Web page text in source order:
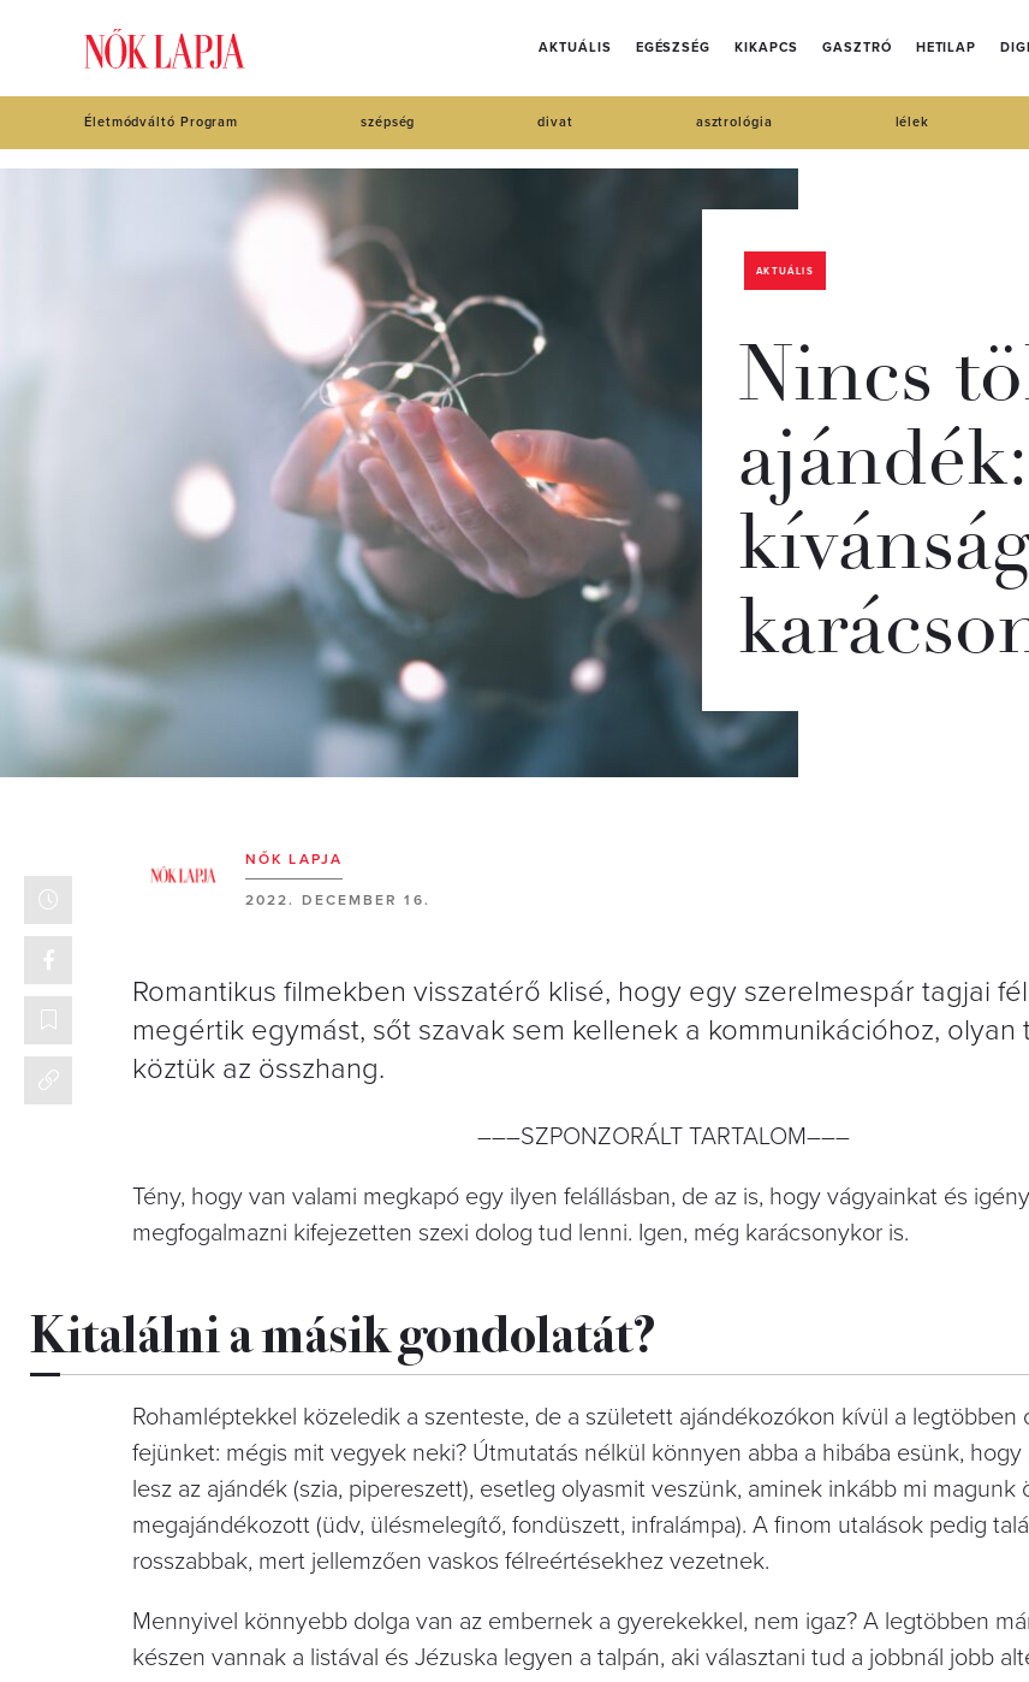
AKTUÁLIS EGÉSZSÉG KIKAPCS GASZTRÓ HETILAP
Életmódváltó Program szépség divat asztrológia lélek
AKTUÁLIS
Nincs
NŐK LAPJA
2022. DECEMBER 16.
Romantikus filmekben visszatérő klisé, hogy egy szerelmespár tagjai
megértik egymást, sőt szavak sem kellenek a kommunikációhoz, olyan
köztük az összhang.
–––SZPONZORÁLT TARTALOM–––
Tény, hogy van valami megkapó egy ilyen felállásban, de az is, hogy vágyainkat és
megfogalmazni kifejezetten szexi dolog tud lenni. Igen, még karácsonykor is.
Kitalálni a másik gondolatát?
Rohamléptekkel közeledik a szenteste, de a született ajándékozókon kívül a legtöbben
fejünket: mégis mit vegyek neki? Útmutatás nélkül könnyen abba a hibába esünk,
lesz az ajándék (szia, pipereszett), esetleg olyasmit veszünk, aminek inkább mi magunk
megajándékozott (üdv, ülésmelegítő, fondüszett, infralámpa). A finom utalások pedig
rosszabbak, mert jellemzően vaskos félreértésekhez vezetnek.
Mennyivel könnyebb dolga van az embernek a gyerekekkel, nem igaz? A legtöbben
készen vannak a listával és Jézuska legyen a talpán, aki választani tud a jobbnál jobb